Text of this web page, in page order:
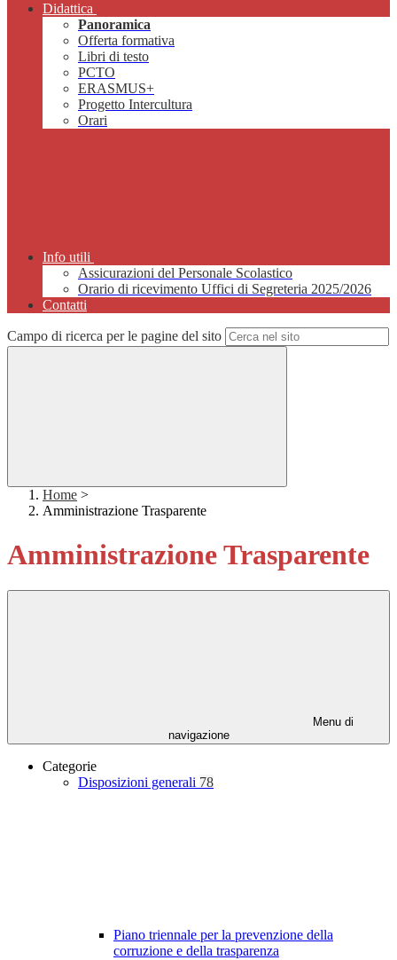
Didattica
Panoramica
Offerta formativa
Libri di testo
PCTO
ERASMUS+
Progetto Intercultura
Orari
Info utili
Assicurazioni del Personale Scolastico
Orario di ricevimento Uffici di Segreteria 2025/2026
Contatti
Campo di ricerca per le pagine del sito
Home >
Amministrazione Trasparente
Amministrazione Trasparente
Menu di
navigazione
Categorie
Disposizioni generali 78
Piano triennale per la prevenzione della
corruzione e della trasparenza